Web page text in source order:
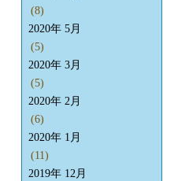
(8)
2020年 5月
(5)
2020年 3月
(5)
2020年 2月
(6)
2020年 1月
(11)
2019年 12月